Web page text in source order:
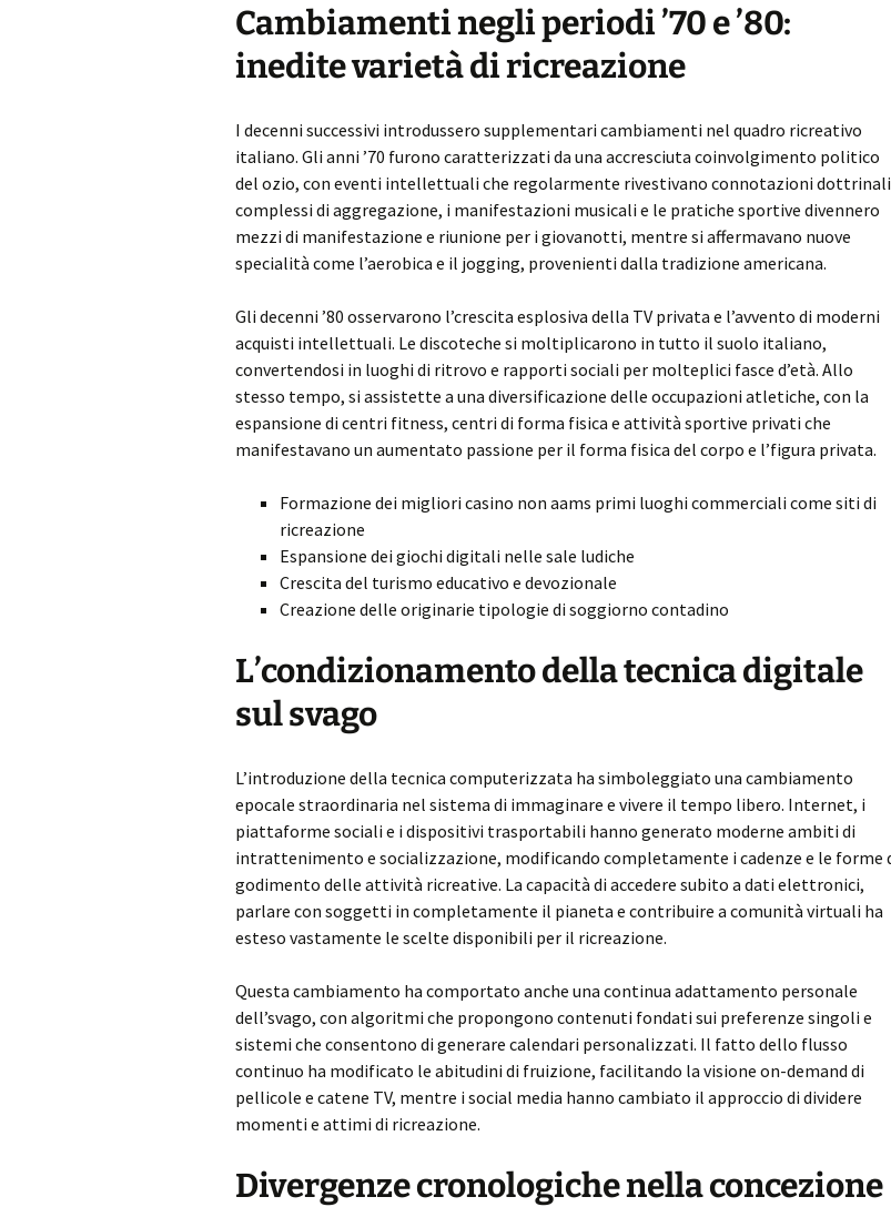
Cambiamenti negli periodi ’70 e ’80:
inedite varietà di ricreazione
I decenni successivi introdussero supplementari cambiamenti nel quadro ricreativo
italiano. Gli anni ’70 furono caratterizzati da una accresciuta coinvolgimento politico
del ozio, con eventi intellettuali che regolarmente rivestivano connotazioni
complessi di aggregazione, i manifestazioni musicali e le pratiche sportive divennero
mezzi di manifestazione e riunione per i giovanotti, mentre si affermavano nuove
specialità come l’aerobica e il jogging, provenienti dalla tradizione americana.
Gli decenni ’80 osservarono l’crescita esplosiva della TV privata e l’avvento di moderni
acquisti intellettuali. Le discoteche si moltiplicarono in tutto il suolo italiano,
convertendosi in luoghi di ritrovo e rapporti sociali per molteplici fasce d’età. Allo
stesso tempo, si assistette a una diversificazione delle occupazioni atletiche, con la
espansione di centri fitness, centri di forma fisica e attività sportive privati che
manifestavano un aumentato passione per il forma fisica del corpo e l’figura privata.
Formazione dei migliori casino non aams primi luoghi commerciali come siti di
ricreazione
Espansione dei giochi digitali nelle sale ludiche
Crescita del turismo educativo e devozionale
Creazione delle originarie tipologie di soggiorno contadino
L’condizionamento della tecnica digitale
sul svago
L’introduzione della tecnica computerizzata ha simboleggiato una cambiamento
epocale straordinaria nel sistema di immaginare e vivere il tempo libero. Internet, i
piattaforme sociali e i dispositivi trasportabili hanno generato moderne ambiti di
intrattenimento e socializzazione, modificando completamente i cadenze e le forme
godimento delle attività ricreative. La capacità di accedere subito a dati elettronici,
parlare con soggetti in completamente il pianeta e contribuire a comunità virtuali ha
esteso vastamente le scelte disponibili per il ricreazione.
Questa cambiamento ha comportato anche una continua adattamento personale
dell’svago, con algoritmi che propongono contenuti fondati sui preferenze singoli e
sistemi che consentono di generare calendari personalizzati. Il fatto dello flusso
continuo ha modificato le abitudini di fruizione, facilitando la visione on-demand di
pellicole e catene TV, mentre i social media hanno cambiato il approccio di dividere
momenti e attimi di ricreazione.
Divergenze cronologiche nella concezione